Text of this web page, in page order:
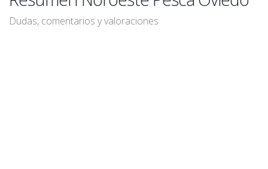
Dudas, comentarios y valoraciones